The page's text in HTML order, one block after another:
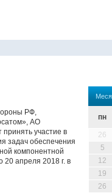
пн
26
5
12
19
26
РФ,
АО
участие в
задач обеспечения
компонентной
апреля 2018 г. в